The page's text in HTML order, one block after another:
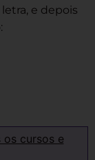
letra, e depois
cursos e